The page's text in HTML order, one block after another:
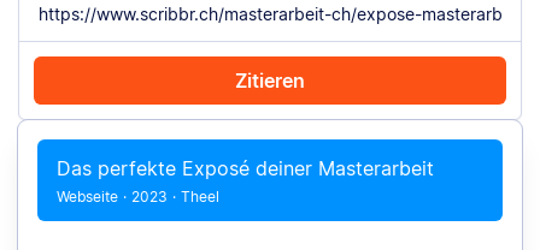
Zitieren
Mit Chrome zitieren Manuell zitieren
Das perfekte Exposé deiner Masterarbeit
Webseite · 2023 · Theel